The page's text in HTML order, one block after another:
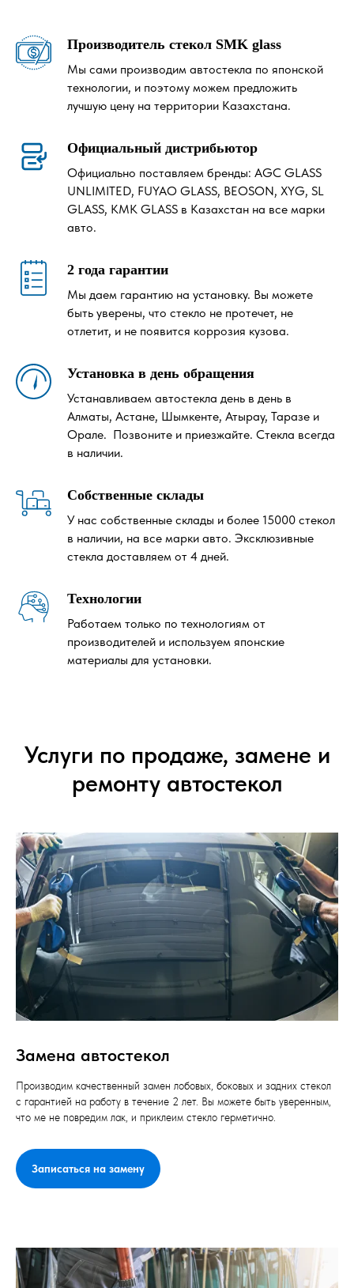
Производитель стекол SMK glass
Мы сами производим автостекла по японской
технологии, и поэтому можем предложить
лучшую цену на территории Казахстана.
Официальный дистрибьютор
Официально поставляем бренды: AGC GLASS
UNLIMITED, FUYAO GLASS, BEOSON, XYG, SL
GLASS, KMK GLASS в Казахстан на все марки
авто.
2 года гарантии
Мы даем гарантию на установку. Вы можете
быть уверены, что стекло не протечет, не
отлетит, и не появится коррозия кузова.
Установка в день обращения
Устанавливаем автостекла день в день в
Алматы, Астане, Шымкенте, Атырау, Таразе и
Орале. Позвоните и приезжайте. Стекла всегда
в наличии.
Собственные склады
У нас собственные склады и более 15000 стекол
в наличии, на все марки авто. Эксклюзивные
стекла доставляем от 4 дней.
Технологии
Работаем только по технологиям от
производителей и используем японские
материалы для установки.
Услуги по продаже, замене и
ремонту автостекол
Замена автостекол
Производим качественный замен лобовых, боковых и задних стекол
с гарантией на работу в течение 2 лет. Вы можете быть уверенным,
что ме не повредим лак, и приклеим стекло герметично.
Записаться на замену